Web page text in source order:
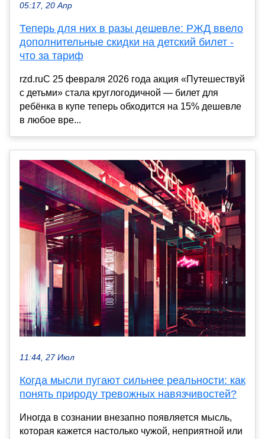
05:17, 20 Апр
Теперь для них в разы дешевле: РЖД ввело
дополнительные скидки на детский билет -
что за тариф
rzd.ruС 25 февраля 2026 года акция «Путешествуй
с детьми» стала круглогодичной — билет для
ребёнка в купе теперь обходится на 15% дешевле
в любое вре...
11:44, 27 Июл
Когда мысли пугают сильнее реальности: как
понять природу тревожных навязчивостей?
Иногда в сознании внезапно появляется мысль,
которая кажется настолько чужой, неприятной или